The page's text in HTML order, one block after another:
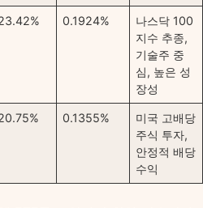
0.1924%
나스닥 100
지수 추종,
기술주 중
심, 높은 성
장성
0.1355%
미국 고배당
주식 투자,
안정적 배당
수익